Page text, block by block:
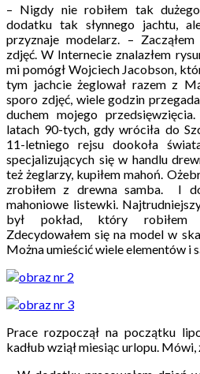
– Nigdy nie robiłem tak
dodatku tak słynnego jachtu,
przyznaje modelarz. –
zdjęć. W Internecie znalazłem
mi pomógł Wojciech Jacobson,
tym jachcie żeglował razem z
sporo zdjęć, wiele godzin
duchem mojego
latach 90-tych, gdy wróciła do
11-letniego rejsu dookoła
specjalizujących się w handlu
też żeglarzy, kupiłem mahoń.
zrobiłem z drewna samba. I
mahoniowe listewki.
był pokład, który robiłem
Zdecydowałem się na model w
Można umieścić wiele elementów i
Prace rozpoczął na początku
kadłub wziął miesiąc urlopu. Mówi,